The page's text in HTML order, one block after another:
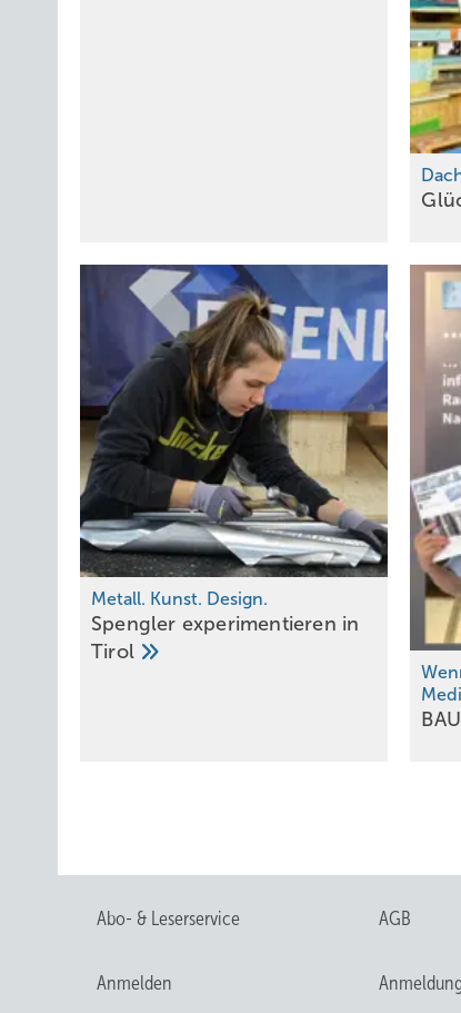
Metall. Kunst. Design.
Spengler experimentieren in
Tirol
Abo- & Leserservice AGB
Anmelden